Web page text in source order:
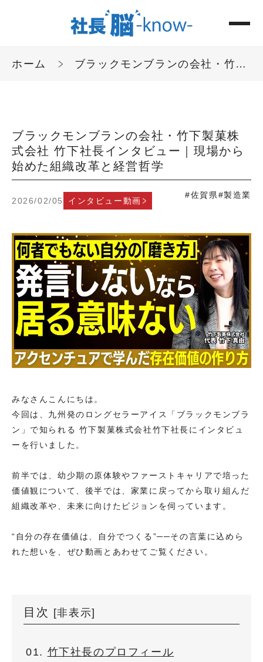
ホーム ブラックモンブランの会社・竹下製菓株式会社 竹下社長インタビュー｜現場から始めた組織改革と経営哲学
ブラックモンブランの会社・竹下製菓株
式会社 竹下社長インタビュー｜現場から
始めた組織改革と経営哲学
2026/02/05 インタビュー動画
#佐賀県#製造業
みなさんこんにちは。
今回は、九州発のロングセラーアイス「ブラックモンブラ
ン」で知られる 竹下製菓株式会社竹下社長にインタビュ
ーを行いました。
前半では、幼少期の原体験やファーストキャリアで培った
価値観について、後半では、家業に戻ってから取り組んだ
組織改革や、未来に向けたビジョンを伺っています。
“自分の存在価値は、自分でつくる”──その言葉に込めら
れた想いを、ぜひ動画とあわせてご覧ください。
目次 [非表示]
竹下社長のプロフィール